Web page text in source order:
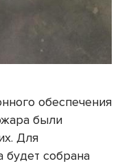
обеспечения
были
Для
будет собрана